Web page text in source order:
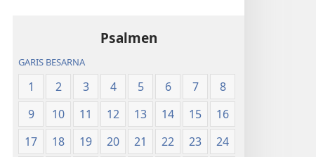
Psalmen
GARIS BESARNA
1 2 3 4 5 6 7
8
9
10 11 12 13 14 15
16
17
18 19 20 21 22 23
24